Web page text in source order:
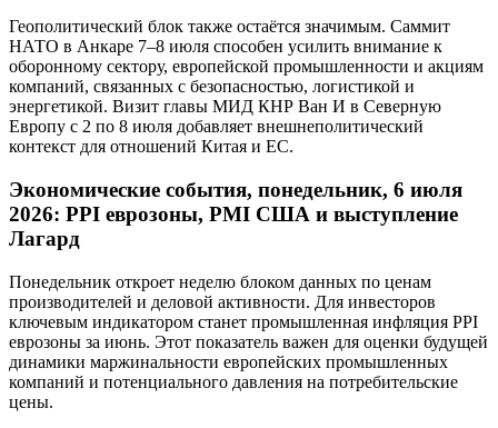
Геополитический блок также остаётся значимым. Саммит
НАТО в Анкаре 7–8 июля способен усилить внимание к
оборонному сектору, европейской промышленности и акциям
компаний, связанных с безопасностью, логистикой и
энергетикой. Визит главы МИД КНР Ван И в Северную
Европу с 2 по 8 июля добавляет внешнеполитический
контекст для отношений Китая и ЕС.
Экономические события, понедельник, 6 июля
2026: PPI еврозоны, PMI США и выступление
Лагард
Понедельник откроет неделю блоком данных по ценам
производителей и деловой активности. Для инвесторов
ключевым индикатором станет промышленная инфляция PPI
еврозоны за июнь. Этот показатель важен для оценки будущей
динамики маржинальности европейских промышленных
компаний и потенциального давления на потребительские
цены.